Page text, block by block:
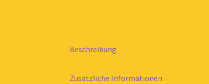
Beschreibung
Zusätzliche Informationen